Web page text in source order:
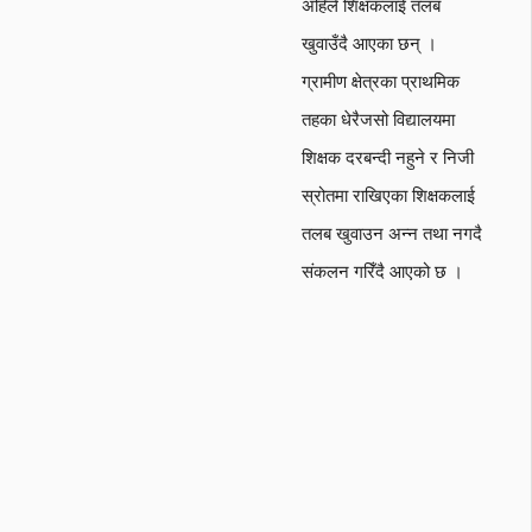
अहिले शिक्षकलाई तलब
खुवाउँदै आएका छन् ।
ग्रामीण क्षेत्रका प्राथमिक
तहका धेरैजसो विद्यालयमा
शिक्षक दरबन्दी नहुने र निजी
स्रोतमा राखिएका शिक्षकलाई
तलब खुवाउन अन्न तथा नगदै
संकलन गरिँदै आएको छ ।